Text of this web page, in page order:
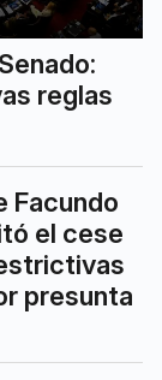
reglas
Facundo
el cese
presunta